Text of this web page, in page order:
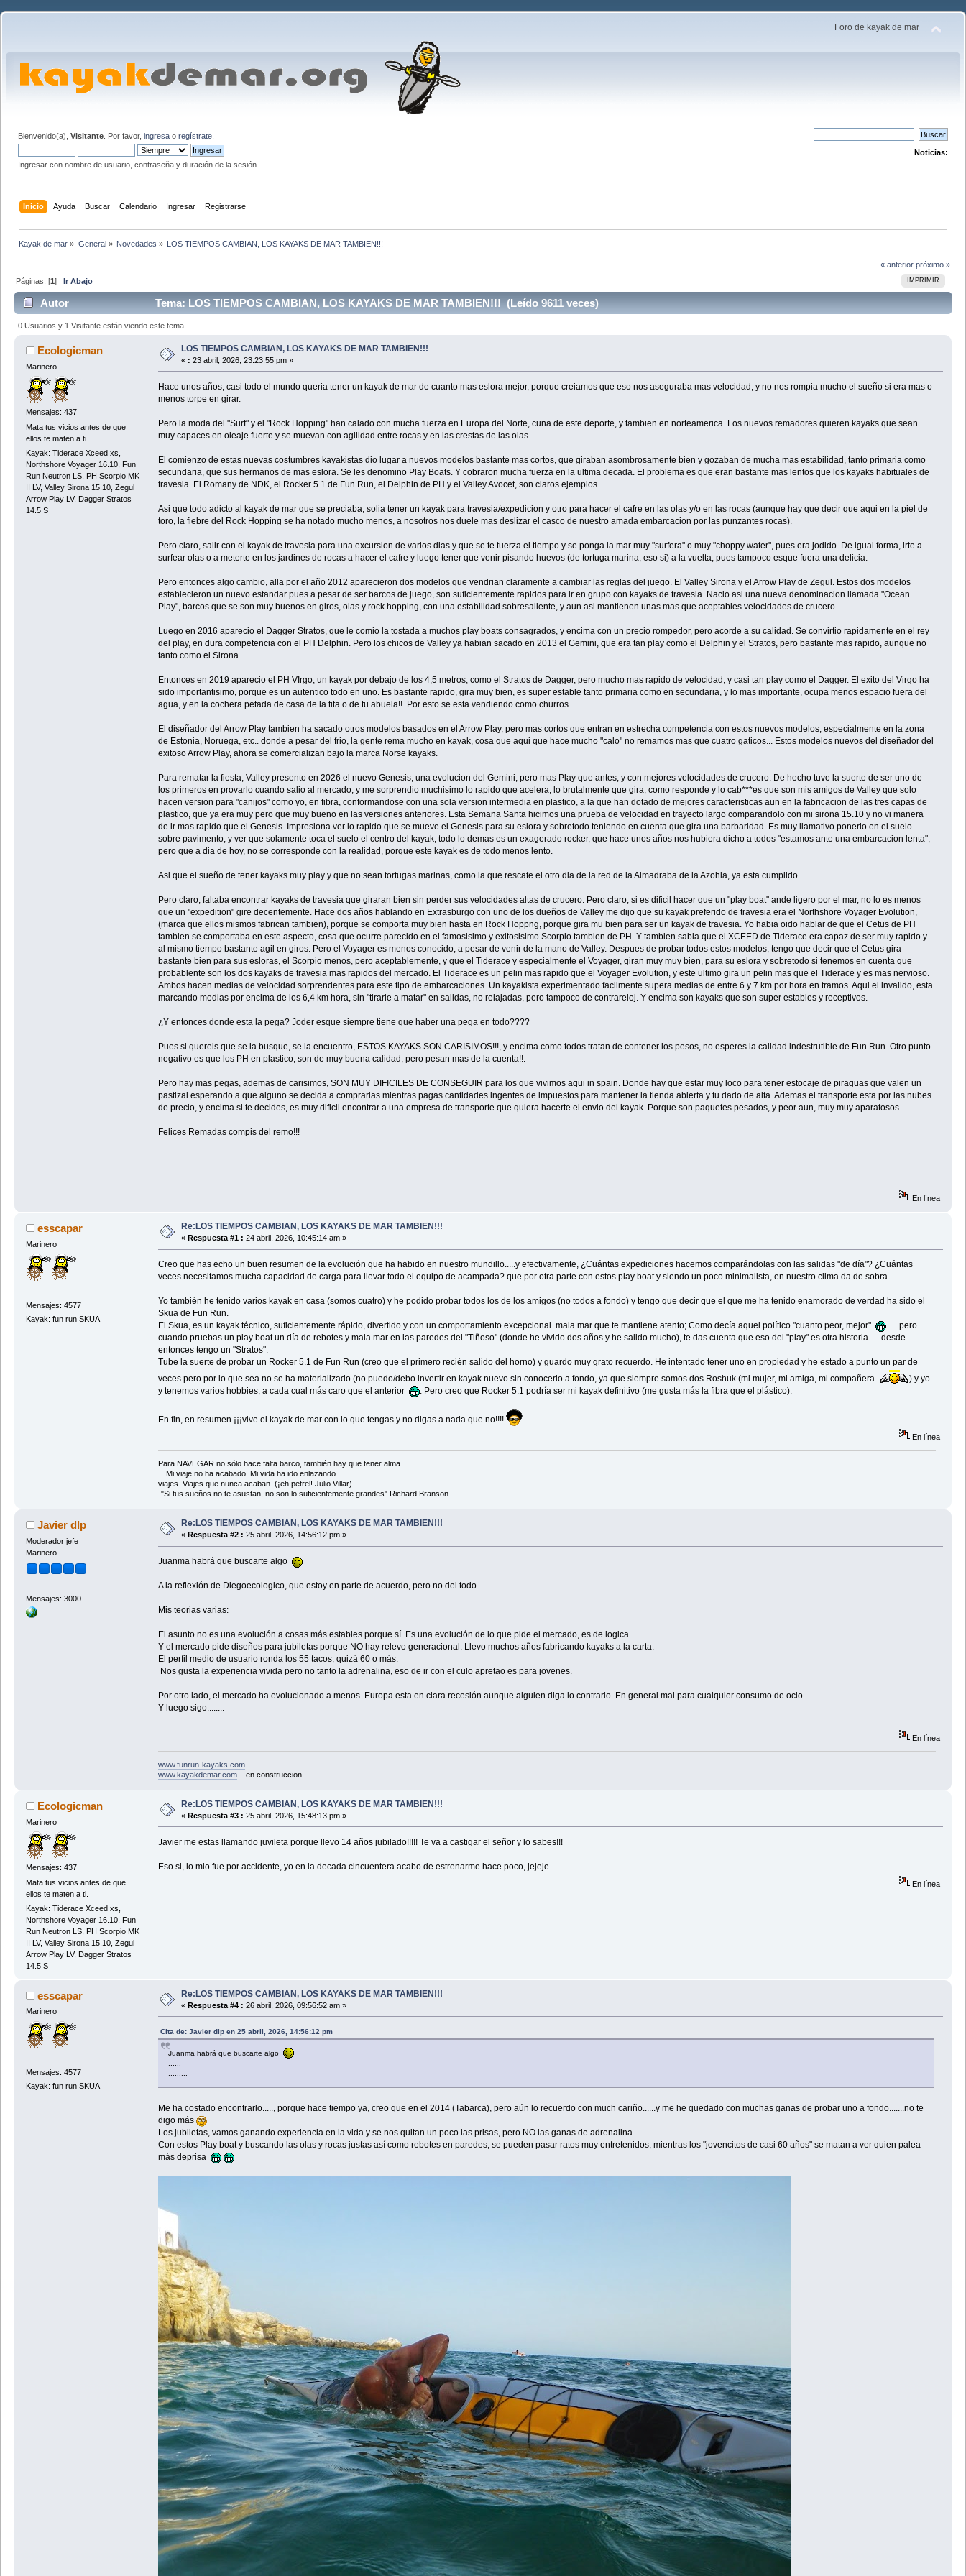
Foro de kayak de mar
Bienvenido(a), Visitante . Por favor, ingresa o regístrate
Ingresar con nombre de usuario, contraseña y duración de la sesión
Noticias:
Inicio Ayuda Buscar Calendario Ingresar Registrarse
Kayak de mar » General» Novedades » LOS TIEMPOS CAMBIAN, LOS KAYAKS DE MAR TAMBIEN!!!
« anterior próximo »
IMPRIMIR
Páginas: [1]Ir Abajo
Autor Tema: LOS TIEMPOS CAMBIAN, LOS KAYAKS DE MAR TAMBIEN!!! (Leído 9611 veces)
0 Usuarios y 1 Visitante están viendo este tema.
Ecologicman
Marinero
Mensajes: 437
Mata tus vicios antes de que
ellos te maten a ti.
Kayak: Tiderace Xceed xs,
Northshore Voyager 16.10, Fun
Run Neutron LS, PH Scorpio MK
II LV, Valley Sirona 15.10, Zegul
Arrow Play LV, Dagger Stratos
14.5 S
LOS TIEMPOS CAMBIAN, LOS KAYAKS DE MAR TAMBIEN!!!
« : 23 abril, 2026, 23:23:55 pm »
Hace unos años, casi todo el mundo queria tener un kayak de mar de cuanto mas eslora mejor, porque creiamos que eso nos aseguraba mas velocidad, y no nos rompia mucho el sueño si era mas o
menos torpe en girar.
Pero la moda del "Surf" y el "Rock Hopping" han calado con mucha fuerza en Europa del Norte, cuna de este deporte, y tambien en norteamerica. Los nuevos remadores quieren kayaks que sean
muy capaces en oleaje fuerte y se muevan con agilidad entre rocas y en las crestas de las olas.
El comienzo de estas nuevas costumbres kayakistas dio lugar a nuevos modelos bastante mas cortos, que giraban asombrosamente bien y gozaban de mucha mas estabilidad, tanto primaria como
secundaria, que sus hermanos de mas eslora. Se les denomino Play Boats. Y cobraron mucha fuerza en la ultima decada. El problema es que eran bastante mas lentos que los kayaks habituales de
travesia. El Romany de NDK, el Rocker 5.1 de Fun Run, el Delphin de PH y el Valley Avocet, son claros ejemplos.
Asi que todo adicto al kayak de mar que se preciaba, solia tener un kayak para travesia/expedicion y otro para hacer el cafre en las olas y/o en las rocas (aunque hay que decir que aqui en la piel de
toro, la fiebre del Rock Hopping se ha notado mucho menos, a nosotros nos duele mas deslizar el casco de nuestro amada embarcacion por las punzantes rocas).
Pero claro, salir con el kayak de travesia para una excursion de varios dias y que se te tuerza el tiempo y se ponga la mar muy "surfera" o muy "choppy water", pues era jodido. De igual forma, irte a
surfear olas o a meterte en los jardines de rocas a hacer el cafre y luego tener que venir pisando huevos (de tortuga marina, eso si) a la vuelta, pues tampoco esque fuera una delicia.
Pero entonces algo cambio, alla por el año 2012 aparecieron dos modelos que vendrian claramente a cambiar las reglas del juego. El Valley Sirona y el Arrow Play de Zegul. Estos dos modelos
establecieron un nuevo estandar pues a pesar de ser barcos de juego, son suficientemente rapidos para ir en grupo con kayaks de travesia. Nacio asi una nueva denominacion llamada "Ocean
Play", barcos que se son muy buenos en giros, olas y rock hopping, con una estabilidad sobresaliente, y aun asi mantienen unas mas que aceptables velocidades de crucero.
Luego en 2016 aparecio el Dagger Stratos, que le comio la tostada a muchos play boats consagrados, y encima con un precio rompedor, pero acorde a su calidad. Se convirtio rapidamente en el rey
del play, en dura competencia con el PH Delphin. Pero los chicos de Valley ya habian sacado en 2013 el Gemini, que era tan play como el Delphin y el Stratos, pero bastante mas rapido, aunque no
tanto como el Sirona.
Entonces en 2019 aparecio el PH VIrgo, un kayak por debajo de los 4,5 metros, como el Stratos de Dagger, pero mucho mas rapido de velocidad, y casi tan play como el Dagger. El exito del Virgo ha
sido importantisimo, porque es un autentico todo en uno. Es bastante rapido, gira muy bien, es super estable tanto primaria como en secundaria, y lo mas importante, ocupa menos espacio fuera del
agua, y en la cochera petada de casa de la tita o de tu abuela!!. Por esto se esta vendiendo como churros.
El diseñador del Arrow Play tambien ha sacado otros modelos basados en el Arrow Play, pero mas cortos que entran en estrecha competencia con estos nuevos modelos, especialmente en la zona
de Estonia, Noruega, etc.. donde a pesar del frio, la gente rema mucho en kayak, cosa que aqui que hace mucho "calo" no remamos mas que cuatro gaticos... Estos modelos nuevos del diseñador del
exitoso Arrow Play, ahora se comercializan bajo la marca Norse kayaks.
Para rematar la fiesta, Valley presento en 2026 el nuevo Genesis, una evolucion del Gemini, pero mas Play que antes, y con mejores velocidades de crucero. De hecho tuve la suerte de ser uno de
los primeros en provarlo cuando salio al mercado, y me sorprendio muchisimo lo rapido que acelera, lo brutalmente que gira, como responde y lo cab***es que son mis amigos de Valley que solo
hacen version para "canijos" como yo, en fibra, conformandose con una sola version intermedia en plastico, a la que han dotado de mejores caracteristicas aun en la fabricacion de las tres capas de
plastico, que ya era muy pero que muy bueno en las versiones anteriores. Esta Semana Santa hicimos una prueba de velocidad en trayecto largo comparandolo con mi sirona 15.10 y no vi manera
de ir mas rapido que el Genesis. Impresiona ver lo rapido que se mueve el Genesis para su eslora y sobretodo teniendo en cuenta que gira una barbaridad. Es muy llamativo ponerlo en el suelo
sobre pavimento, y ver que solamente toca el suelo el centro del kayak, todo lo demas es un exagerado rocker, que hace unos años nos hubiera dicho a todos "estamos ante una embarcacion lenta",
pero que a dia de hoy, no se corresponde con la realidad, porque este kayak es de todo menos lento.
Asi que el sueño de tener kayaks muy play y que no sean tortugas marinas, como la que rescate el otro dia de la red de la Almadraba de la Azohia, ya esta cumplido.
Pero claro, faltaba encontrar kayaks de travesia que giraran bien sin perder sus velocidades altas de crucero. Pero claro, si es dificil hacer que un "play boat" ande ligero por el mar, no lo es menos
que un "expedition" gire decentemente. Hace dos años hablando en Extrasburgo con uno de los dueños de Valley me dijo que su kayak preferido de travesia era el Northshore Voyager Evolution,
(marca que ellos mismos fabrican tambien), porque se comporta muy bien hasta en Rock Hoppng, porque gira mu bien para ser un kayak de travesia. Yo habia oido hablar de que el Cetus de PH
tambien se comportaba en este aspecto, cosa que ocurre parecido en el famosisimo y exitosisimo Scorpio tambien de PH. Y tambien sabia que el XCEED de Tiderace era capaz de ser muy rapido y
al mismo tiempo bastante agil en giros. Pero el Voyager es menos conocido, a pesar de venir de la mano de Valley. Despues de probar todos estos modelos, tengo que decir que el Cetus gira
bastante bien para sus esloras, el Scorpio menos, pero aceptablemente, y que el Tiderace y especialmente el Voyager, giran muy muy bien, para su eslora y sobretodo si tenemos en cuenta que
probablente son los dos kayaks de travesia mas rapidos del mercado. El Tiderace es un pelin mas rapido que el Voyager Evolution, y este ultimo gira un pelin mas que el Tiderace y es mas nervioso.
Ambos hacen medias de velocidad sorprendentes para este tipo de embarcaciones. Un kayakista experimentado facilmente supera medias de entre 6 y 7 km por hora en tramos. Aqui el invalido, esta
marcando medias por encima de los 6,4 km hora, sin "tirarle a matar" en salidas, no relajadas, pero tampoco de contrareloj. Y encima son kayaks que son super estables y receptivos.
¿Y entonces donde esta la pega? Joder esque siempre tiene que haber una pega en todo????
Pues si quereis que se la busque, se la encuentro, ESTOS KAYAKS SON CARISIMOS!!!, y encima como todos tratan de contener los pesos, no esperes la calidad indestrutible de Fun Run. Otro punto
negativo es que los PH en plastico, son de muy buena calidad, pero pesan mas de la cuenta!!.
Pero hay mas pegas, ademas de carisimos, SON MUY DIFICILES DE CONSEGUIR para los que vivimos aqui in spain. Donde hay que estar muy loco para tener estocaje de piraguas que valen un
pastizal esperando a que alguno se decida a comprarlas mientras pagas cantidades ingentes de impuestos para mantener la tienda abierta y tu dado de alta. Ademas el transporte esta por las nubes
de precio, y encima si te decides, es muy dificil encontrar a una empresa de transporte que quiera hacerte el envio del kayak. Porque son paquetes pesados, y peor aun, muy muy aparatosos.
Felices Remadas compis del remo!!!
En línea
esscapar
Marinero
Mensajes: 4577
Kayak: fun run SKUA
Re:LOS TIEMPOS CAMBIAN, LOS KAYAKS DE MAR TAMBIEN!!!
« Respuesta #1 : 24 abril, 2026, 10:45:14 am »
Creo que has echo un buen resumen de la evolución que ha habido en nuestro mundillo.....y efectivamente, ¿Cuántas expediciones hacemos comparándolas con las salidas "de día"? ¿Cuántas
veces necesitamos mucha capacidad de carga para llevar todo el equipo de acampada? que por otra parte con estos play boat y siendo un poco minimalista, en nuestro clima da de sobra.
Yo también he tenido varios kayak en casa (somos cuatro) y he podido probar todos los de los amigos (no todos a fondo) y tengo que decir que el que me ha tenido enamorado de verdad ha sido el
Skua de Fun Run.
El Skua, es un kayak técnico, suficientemente rápido, divertido y con un comportamiento excepcional mala mar que te mantiene atento; Como decía aquel político "cuanto peor, mejor".
......pero
cuando pruebas un play boat un día de rebotes y mala mar en las paredes del "Tiñoso" (donde he vivido dos años y he salido mucho), te das cuenta que eso del "play" es otra historia......desde
entonces tengo un "Stratos".
Tube la suerte de probar un Rocker 5.1 de Fun Run (creo que el primero recién salido del horno) y guardo muy grato recuerdo. He intentado tener uno en propiedad y he estado a punto un par de
veces pero por lo que sea no se ha materializado (no puedo/debo invertir en kayak nuevo sin conocerlo a fondo, ya que siempre somos dos Roshuk (mi mujer, mi amiga, mi compañera
) y yo
y tenemos varios hobbies, a cada cual más caro que el anterior
. Pero creo que Rocker 5.1 podría ser mi kayak definitivo (me gusta más la fibra que el plástico).
En fin, en resumen ¡¡¡vive el kayak de mar con lo que tengas y no digas a nada que no!!!!
En línea
Para NAVEGAR no sólo hace falta barco, también hay que tener alma
…Mi viaje no ha acabado. Mi vida ha ido enlazando
viajes. Viajes que nunca acaban. (¡eh petrel! Julio Villar)
-"Si tus sueños no te asustan, no son lo suficientemente grandes" Richard Branson
Javier dlp
Moderador jefe
Marinero
Mensajes: 3000
Re:LOS TIEMPOS CAMBIAN, LOS KAYAKS DE MAR TAMBIEN!!!
« Respuesta #2 : 25 abril, 2026, 14:56:12 pm »
Juanma habrá que buscarte algo
A la reflexión de Diegoecologico, que estoy en parte de acuerdo, pero no del todo.
Mis teorias varias:
El asunto no es una evolución a cosas más estables porque sí. Es una evolución de lo que pide el mercado, es de logica.
Y el mercado pide diseños para jubiletas porque NO hay relevo generacional. Llevo muchos años fabricando kayaks a la carta.
El perfil medio de usuario ronda los 55 tacos, quizá 60 o más.
Nos gusta la experiencia vivida pero no tanto la adrenalina, eso de ir con el culo apretao es para jovenes.
Por otro lado, el mercado ha evolucionado a menos. Europa esta en clara recesión aunque alguien diga lo contrario. En general mal para cualquier consumo de ocio.
Y luego sigo........
En línea
www.funrun-kayaks.com
www.kayakdemar.com... en construccion
Ecologicman
Marinero
Mensajes: 437
Mata tus vicios antes de que
ellos te maten a ti.
Kayak: Tiderace Xceed xs,
Northshore Voyager 16.10, Fun
Run Neutron LS, PH Scorpio MK
II LV, Valley Sirona 15.10, Zegul
Arrow Play LV, Dagger Stratos
14.5 S
Re:LOS TIEMPOS CAMBIAN, LOS KAYAKS DE MAR TAMBIEN!!!
« Respuesta #3 : 25 abril, 2026, 15:48:13 pm »
Javier me estas llamando juvileta porque llevo 14 años jubilado!!!!! Te va a castigar el señor y lo sabes!!!
Eso si, lo mio fue por accidente, yo en la decada cincuentera acabo de estrenarme hace poco, jejeje
En línea
esscapar
Marinero
Mensajes: 4577
Kayak: fun run SKUA
Re:LOS TIEMPOS CAMBIAN, LOS KAYAKS DE MAR TAMBIEN!!!
« Respuesta #4 : 26 abril, 2026, 09:56:52 am »
Cita de: Javier dlp en 25 abril, 2026, 14:56:12 pm
Juanma habrá que buscarte algo
......
.........
Me ha costado encontrarlo....., porque hace tiempo ya, creo que en el 2014 (Tabarca), pero aún lo recuerdo con much cariño......y me he quedado con muchas ganas de probar uno a fondo.......no te
digo más
Los jubiletas, vamos ganando experiencia en la vida y se nos quitan un poco las prisas, pero NO las ganas de adrenalina.
Con estos Play boat y buscando las olas y rocas justas así como rebotes en paredes, se pueden pasar ratos muy entretenidos, mientras los "jovencitos de casi 60 años" se matan a ver quien palea
más deprisa